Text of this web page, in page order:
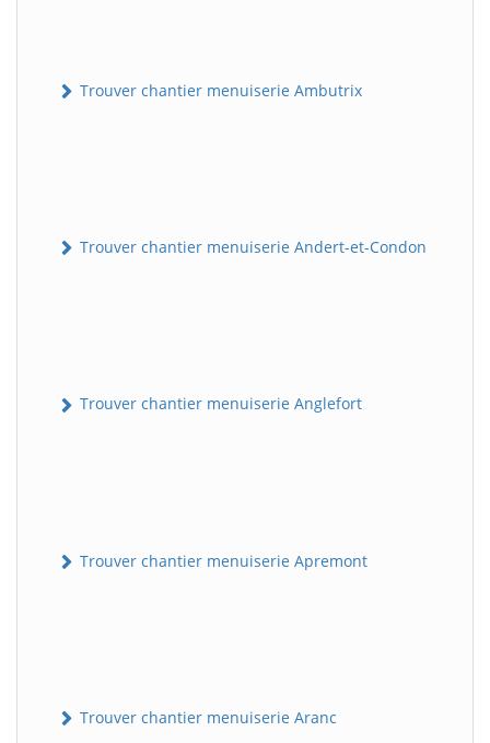
Trouver chantier menuiserie Ambutrix
Trouver chantier menuiserie Andert-et-Condon
Trouver chantier menuiserie Anglefort
Trouver chantier menuiserie Apremont
Trouver chantier menuiserie Aranc